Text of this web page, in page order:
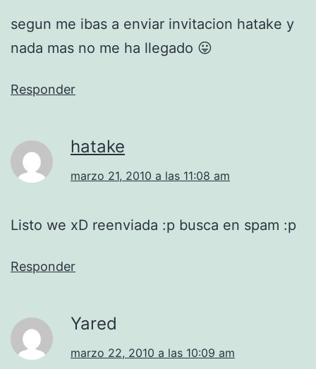
segun me ibas a enviar invitacion hatake y
nada mas no me ha llegado 😛
Responder
hatake
marzo 21, 2010 a las 11:08 am
Listo we xD reenviada :p busca en spam :p
Responder
Yared
marzo 22, 2010 a las 10:09 am